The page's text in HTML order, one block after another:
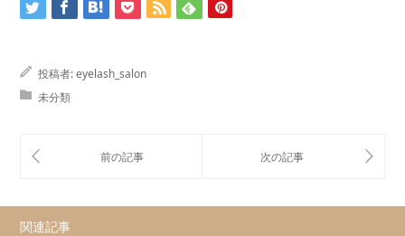
投稿者:eyelash_salon
未分類
関連記事